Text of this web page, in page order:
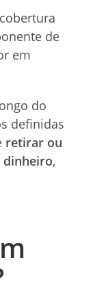
de
em
do
definidas
retirar ou
dinheiro,